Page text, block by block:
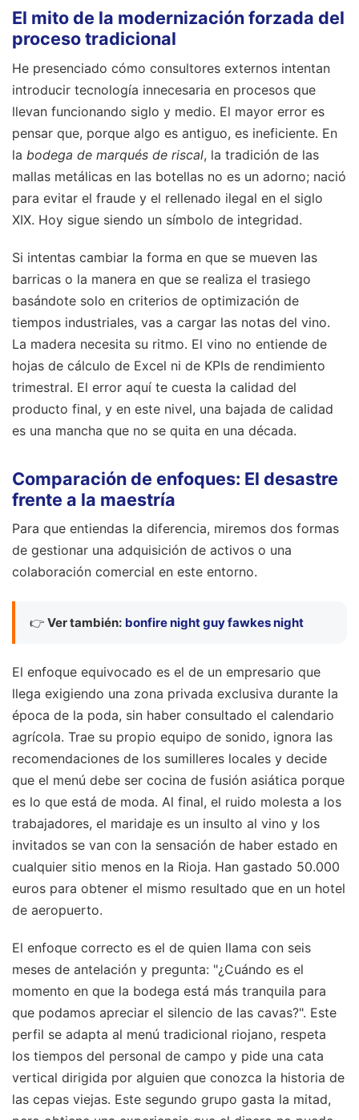
El mito de la modernización forzada del
proceso tradicional
He presenciado cómo consultores externos intentan
introducir tecnología innecesaria en procesos que
llevan funcionando siglo y medio. El mayor error es
pensar que, porque algo es antiguo, es ineficiente. En
la bodega de marqués de riscal, la tradición de las
mallas metálicas en las botellas no es un adorno; nació
para evitar el fraude y el rellenado ilegal en el siglo
XIX. Hoy sigue siendo un símbolo de integridad.
Si intentas cambiar la forma en que se mueven las
barricas o la manera en que se realiza el trasiego
basándote solo en criterios de optimización de
tiempos industriales, vas a cargar las notas del vino.
La madera necesita su ritmo. El vino no entiende de
hojas de cálculo de Excel ni de KPIs de rendimiento
trimestral. El error aquí te cuesta la calidad del
producto final, y en este nivel, una bajada de calidad
es una mancha que no se quita en una década.
Comparación de enfoques: El desastre
frente a la maestría
Para que entiendas la diferencia, miremos dos formas
de gestionar una adquisición de activos o una
colaboración comercial en este entorno.
👉 Ver también: bonfire night guy fawkes night
El enfoque equivocado es el de un empresario que
llega exigiendo una zona privada exclusiva durante la
época de la poda, sin haber consultado el calendario
agrícola. Trae su propio equipo de sonido, ignora las
recomendaciones de los sumilleres locales y decide
que el menú debe ser cocina de fusión asiática porque
es lo que está de moda. Al final, el ruido molesta a los
trabajadores, el maridaje es un insulto al vino y los
invitados se van con la sensación de haber estado en
cualquier sitio menos en la Rioja. Han gastado 50.000
euros para obtener el mismo resultado que en un hotel
de aeropuerto.
El enfoque correcto es el de quien llama con seis
meses de antelación y pregunta: "¿Cuándo es el
momento en que la bodega está más tranquila para
que podamos apreciar el silencio de las cavas?". Este
perfil se adapta al menú tradicional riojano, respeta
los tiempos del personal de campo y pide una cata
vertical dirigida por alguien que conozca la historia de
las cepas viejas. Este segundo grupo gasta la mitad,